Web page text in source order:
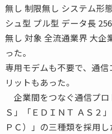
無し 制限無し システム形
シュ型 プル型 データ長
無し 対象 全流通業界 大企
った。
専用モデムも不要で、通
リットもあった。
企業間をつなぐ通信プロ
Ｓ」「ＥＤＩＮＴ ＡＳ２
ＰＣ）」の三種類を採用し